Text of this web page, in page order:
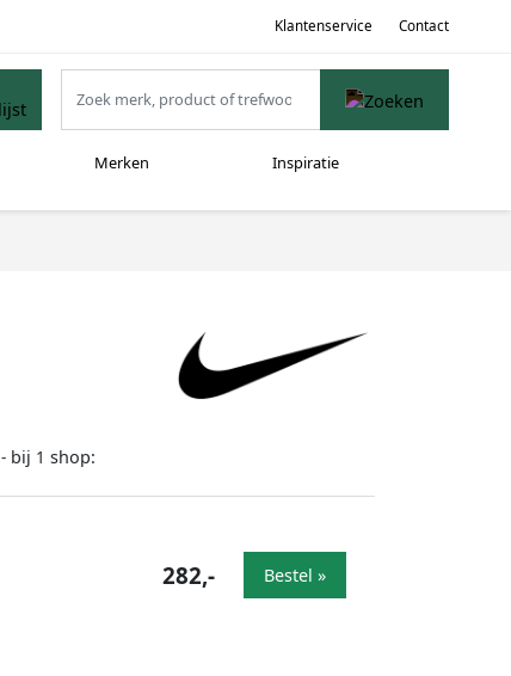
Klantenservice Contact
Merken Inspiratie
bij 1 shop:
282,- Bestel »